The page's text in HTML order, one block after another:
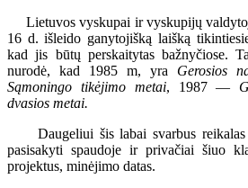
Lietuvos vyskupai ir vyskupijų
16 d. išleido ganytojišką laišką
kad jis būtų perskaitytas bažnyčiose.
nurodė, kad 1985 m, yra Gerosios
Sąmoningo tikėjimo metai, 1987 —
dvasios metai.
Daugeliui šis labai svarbus reikalas
pasisakyti spaudoje ir privačiai šiuo
projektus, minėjimo datas.